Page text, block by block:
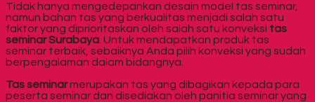
Tidak hanya mengedepankan desain model tas seminar,
namun bahan tas yang berkualitas menjadi salah satu
faktor yang diprioritaskan oleh salah satu konveksi tas
seminar Surabaya . Untuk mendapatkan produk tas
seminar terbaik, sebaiknya Anda pilih konveksi yang sudah
berpengalaman dalam bidangnya.
Tas seminarmerupakan tas yang dibagikan kepada para
peserta seminar dan disediakan oleh panitia seminar yang